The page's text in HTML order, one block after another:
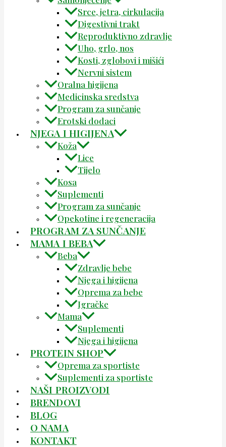
Srce, jetra, cirkulacija
Digestivni trakt
Reproduktivno zdravlje
Uho, grlo, nos
Kosti, zglobovi i mišići
Nervni sistem
Oralna higijena
Medicinska sredstva
Program za sunčanje
Erotski dodaci
NJEGA I HIGIJENA
Koža
Lice
Tijelo
Kosa
Suplementi
Program za sunčanje
Opekotine i regeneracija
PROGRAM ZA SUNČANJE
MAMA I BEBA
Beba
Zdravlje bebe
Njega i higijena
Oprema za bebe
Igračke
Mama
Suplementi
Njega i higijena
PROTEIN SHOP
Oprema za sportiste
Suplementi za sportiste
NAŠI PROIZVODI
BRENDOVI
BLOG
O NAMA
KONTAKT